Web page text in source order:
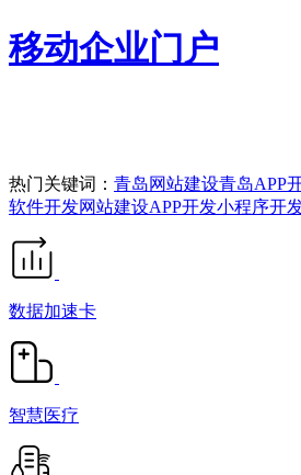
移动企业门户
热门关键词： 青岛网站建设青岛APP
软件开发网站建设APP开发小程序开
数据加速卡
智慧医疗